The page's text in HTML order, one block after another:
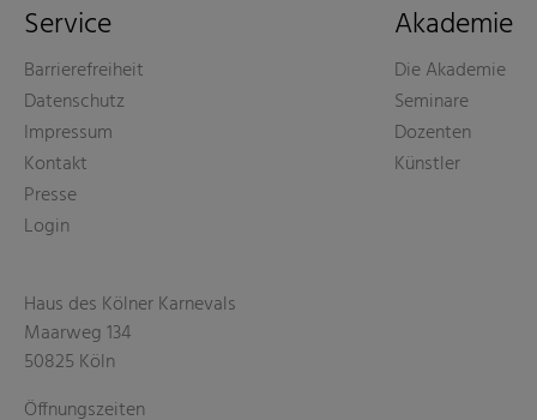
Service
Barrierefreiheit
Datenschutz
Impressum
Kontakt
Presse
Login
Akademie
Die Akademie
Seminare
Dozenten
Künstler
Haus des Kölner Karnevals
Maarweg 134
50825 Köln
Öffnungszeiten